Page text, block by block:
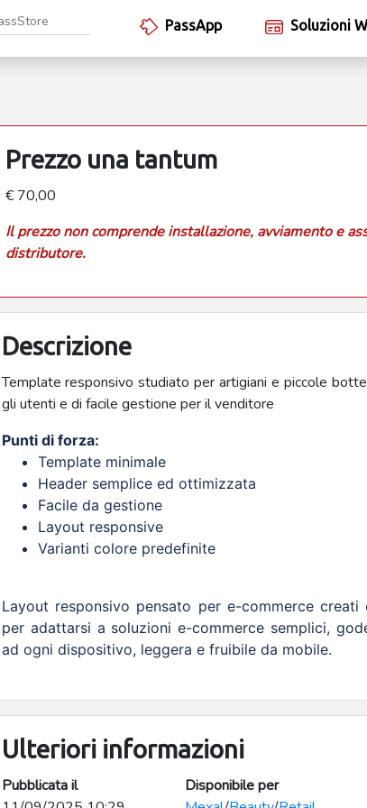
PassApp Soluzioni
Prezzo una tantum
€ 70,00
Il prezzo non comprende installazione, avviamento e
distributore.
Descrizione
Template responsivo studiato per artigiani e piccole
gli utenti e di facile gestione per il venditore
Punti di forza:
Template minimale
Header semplice ed ottimizzata
Facile da gestione
Layout responsive
Varianti colore predefinite
Layout responsivo pensato per e-commerce creati
per adattarsi a soluzioni e-commerce semplici,
ad ogni dispositivo, leggera e fruibile da mobile.
Ulteriori informazioni
Pubblicata il
Disponibile per